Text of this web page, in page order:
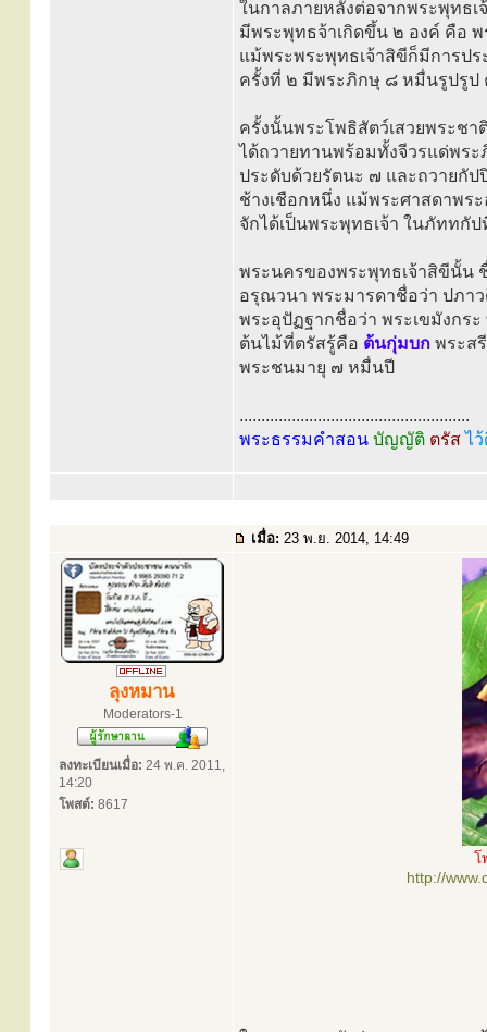
ในกาลภายหลังต่อจากพระพุทธ
มีพระพุทธจ้าเกิดขึ้น ๒ องค์ คือ พ
แม้พระพระพุทธเจ้าสิขีก็มีการป
ครั้งที่ ๒ มีพระภิกษุ ๘ หมื่นรูปรู
ครั้งนั้นพระโพธิสัตว์เสวยพระช
ได้ถวายทานพร้อมทั้งจีวรแด่พระ
ประดับด้วยรัตนะ ๗ และถวายกั
ช้างเชือกหนึ่ง แม้พระศาสดาพร
จักได้เป็นพระพุทธเจ้า ในภัททกั
พระนครของพระพุทธเจ้าสิขีนั้น
อรุณวนา พระมารดาชื่อว่า ปภา
พระอุปัฏฐากชื่อว่า พระเขมังกร
ต้นไม้ที่ตรัสรู้คือ ต้นกุ่มบก พระส
พระชนมายุ ๗ หมื่นปี
.....................................................
พระธรรมคำสอน บัญญัติ ตรัสไ
เมื่อ: 23 พ.ย. 2014, 14:49
ลุงหมาน
Moderators-1
ลงทะเบียนเมื่อ: 24 พ.ค. 2011,
14:20
โพสต์: 8617
โ
http://